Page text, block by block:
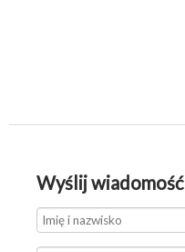
Wyślij wiadomość